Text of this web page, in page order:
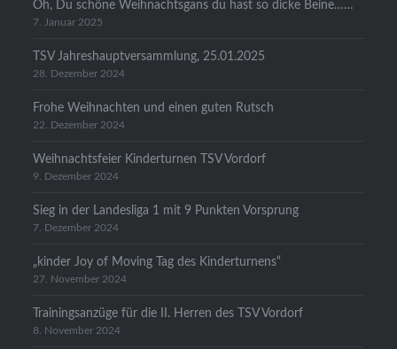
Oh, Du schöne Weihnachtsgans du hast so dicke Beine……
7. Januar 2025
TSV Jahreshauptversammlung, 25.01.2025
28. Dezember 2024
Frohe Weihnachten und einen guten Rutsch
22. Dezember 2024
Weihnachtsfeier Kinderturnen TSV Vordorf
9. Dezember 2024
Sieg in der Landesliga 1 mit 9 Punkten Vorsprung
7. Dezember 2024
„kinder Joy of Moving Tag des Kinderturnens“
27. November 2024
Trainingsanzüge für die II. Herren des TSV Vordorf
8. November 2024